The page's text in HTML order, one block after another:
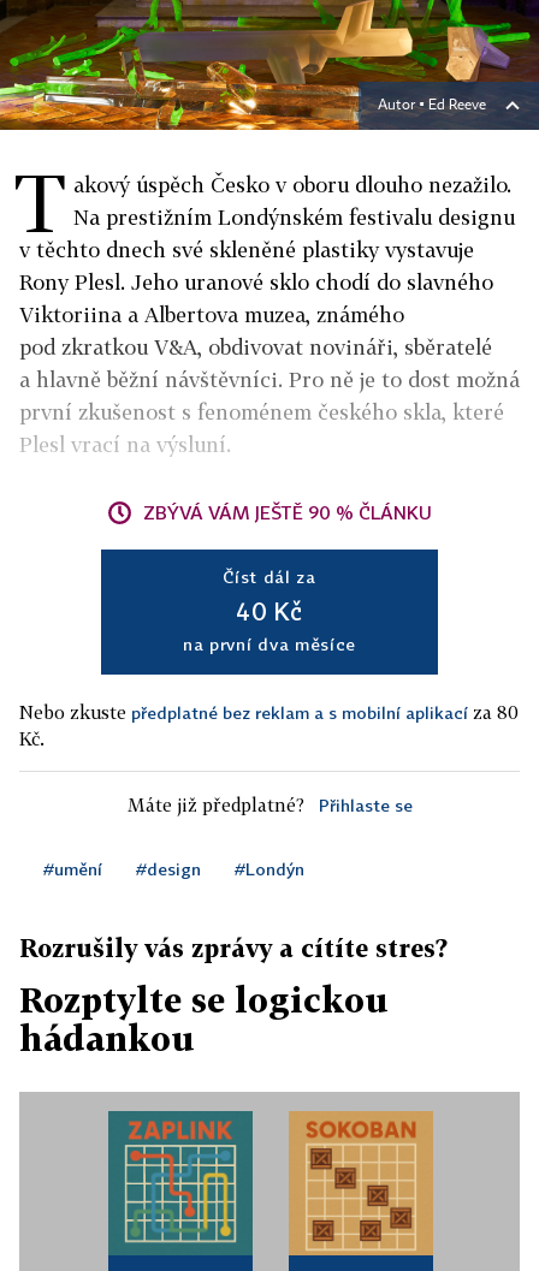
Autor ▪ Ed Reeve
T akový úspěch Česko v oboru dlouho nezažilo.
Na prestižním Londýnském festivalu designu
v těchto dnech své skleněné plastiky vystavuje
Rony Plesl. Jeho uranové sklo chodí do slavného
Viktoriina a Albertova muzea, známého
pod zkratkou V&A, obdivovat novináři, sběratelé
a hlavně běžní návštěvníci. Pro ně je to dost možná
první zkušenost s fenoménem českého skla, které
Plesl vrací na výsluní.
ZBÝVÁ VÁM JEŠTĚ 90 % ČLÁNKU
Číst dál za
40 Kč
na první dva měsíce
Nebo zkuste předplatné bez reklam a s mobilní aplikací za 80
Kč.
Máte již předplatné? Přihlaste se
#umění #design #Londýn
Rozrušily vás zprávy a cítíte stres?
Rozptylte se logickou
hádankou